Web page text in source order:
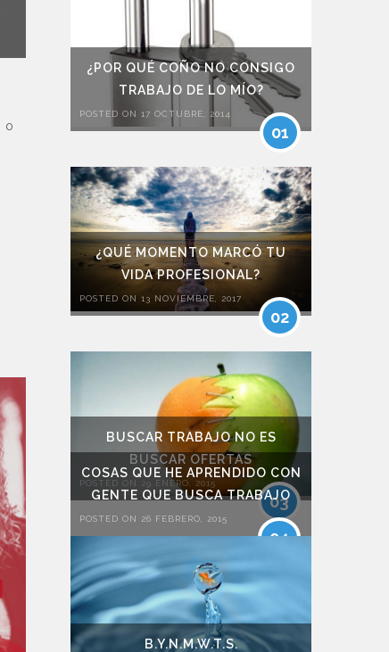
0
¿POR QUÉ COÑO NO CONSIGO
TRABAJO DE LO MÍO?
POSTED ON 17 OCTUBRE, 2014
01
¿QUÉ MOMENTO MARCÓ TU
VIDA PROFESIONAL?
POSTED ON 13 NOVIEMBRE, 2017
02
BUSCAR TRABAJO NO ES
BUSCAR OFERTAS
POSTED ON 29 ENERO, 2015
03
COSAS QUE HE APRENDIDO CON
GENTE QUE BUSCA TRABAJO
POSTED ON 26 FEBRERO, 2015
04
B.Y.N.M.W.T.S.